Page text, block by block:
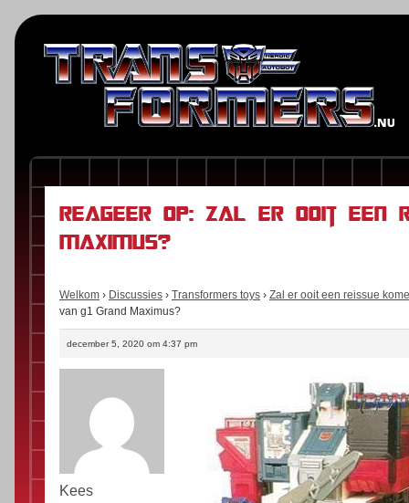
Reageer op: Zal er ooit een
Maximus?
Welkom › Discussies › Transformers toys › Zal er ooit een reissue
van g1 Grand Maximus?
december 5, 2020 om 4:37 pm
Kees